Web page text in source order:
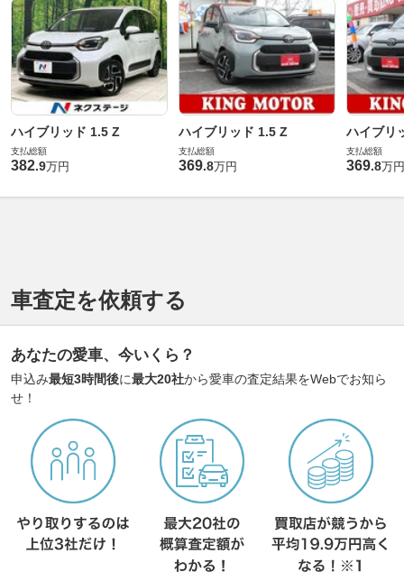
ハイブリッド 1.5 Z
支払総額
382.9万円
ハイブリッド 1.5 Z
支払総額
369.8万円
ハイブリ
支払総額
369.8万円
車査定を依頼する
あなたの愛車、今いくら？
申込み最短3時間後に最大20社から愛車の査定結果をWebでお知ら
せ！